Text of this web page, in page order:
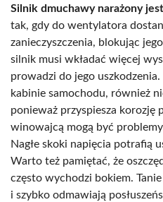
Silnik dmuchawy narażony
tak, gdy do wentylatora
zanieczyszczenia, blokując
silnik musi wkładać więcej
prowadzi do jego
kabinie samochodu, również
ponieważ przyspiesza korozję
winowajcą mogą być
Nagłe skoki napięcia potrafią
Warto też pamiętać, że
często wychodzi bokiem.
i szybko odmawiają